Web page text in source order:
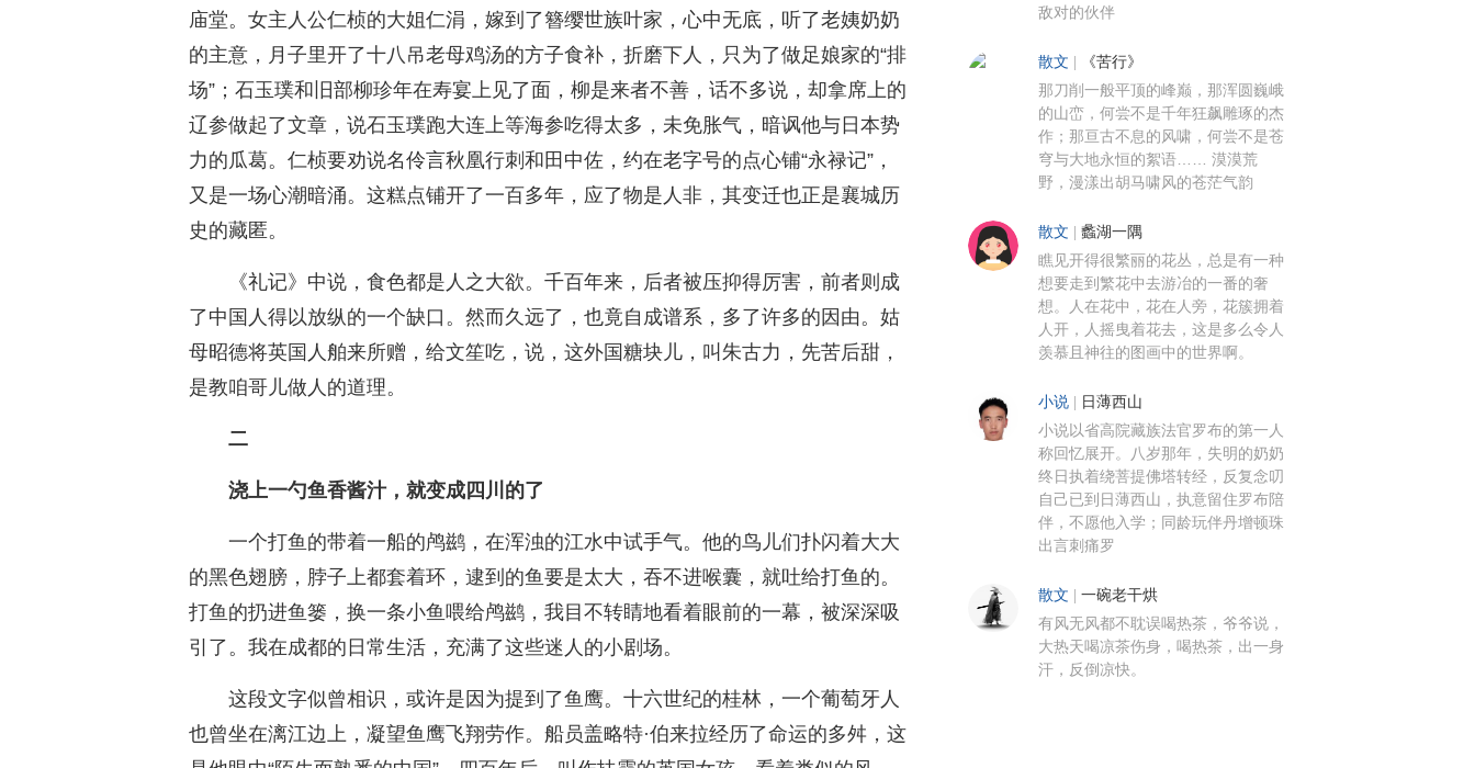
庙堂。女主人公仁桢的大姐仁涓，嫁到了簪缨世族叶家，心中无底，听了老姨奶奶
的主意，月子里开了十八吊老母鸡汤的方子食补，折磨下人，只为了做足娘家的“排
场”；石玉璞和旧部柳珍年在寿宴上见了面，柳是来者不善，话不多说，却拿席上的
辽参做起了文章，说石玉璞跑大连上等海参吃得太多，未免胀气，暗讽他与日本势
力的瓜葛。仁桢要劝说名伶言秋凰行刺和田中佐，约在老字号的点心铺“永禄记”，
又是一场心潮暗涌。这糕点铺开了一百多年，应了物是人非，其变迁也正是襄城历
史的藏匿。
《礼记》中说，食色都是人之大欲。千百年来，后者被压抑得厉害，前者则成
了中国人得以放纵的一个缺口。然而久远了，也竟自成谱系，多了许多的因由。姑
母昭德将英国人舶来所赠，给文笙吃，说，这外国糖块儿，叫朱古力，先苦后甜，
是教咱哥儿做人的道理。
二
浇上一勺鱼香酱汁，就变成四川的了
一个打鱼的带着一船的鸬鹚，在浑浊的江水中试手气。他的鸟儿们扑闪着大大
的黑色翅膀，脖子上都套着环，逮到的鱼要是太大，吞不进喉囊，就吐给打鱼的。
打鱼的扔进鱼篓，换一条小鱼喂给鸬鹚，我目不转睛地看着眼前的一幕，被深深吸
引了。我在成都的日常生活，充满了这些迷人的小剧场。
这段文字似曾相识，或许是因为提到了鱼鹰。十六世纪的桂林，一个葡萄牙人
也曾坐在漓江边上，凝望鱼鹰飞翔劳作。船员盖略特·伯来拉经历了命运的多舛，这
敌对的伙伴
散文 《苦行》
那刀削一般平顶的峰巅，那浑圆巍峨
的山峦，何尝不是千年狂飙雕琢的杰
作；那亘古不息的风啸，何尝不是苍
穹与大地永恒的絮语…… 漠漠荒
野，漫漾出胡马啸风的苍茫气韵
散文 蠡湖一隅
瞧见开得很繁丽的花丛，总是有一种
想要走到繁花中去游冶的一番的奢
想。人在花中，花在人旁，花簇拥着
人开，人摇曳着花去，这是多么令人
羡慕且神往的图画中的世界啊。
小说 日薄西山
小说以省高院藏族法官罗布的第一人
称回忆展开。八岁那年，失明的奶奶
终日执着绕菩提佛塔转经，反复念叨
自己已到日薄西山，执意留住罗布陪
伴，不愿他入学；同龄玩伴丹增顿珠
出言刺痛罗
散文 一碗老干烘
有风无风都不耽误喝热茶，爷爷说，
大热天喝凉茶伤身，喝热茶，出一身
汗，反倒凉快。